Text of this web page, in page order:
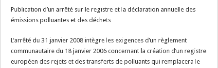
Publication d’un arrêté sur le registre et la déclaration annuelle des
émissions polluantes et des déchets
L’arrêté du 31 janvier 2008 intègre les exigences d’un règlement
communautaire du 18 janvier 2006 concernant la création d’un registre
européen des rejets et des transferts de polluants qui remplacera le